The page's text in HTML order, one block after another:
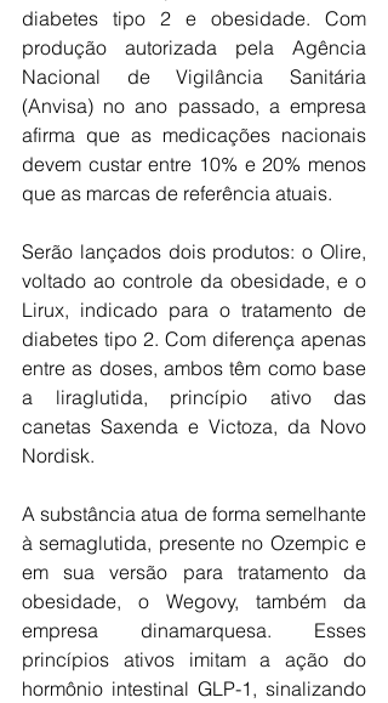
diabetes tipo 2 e obesidade. Com
produção autorizada pela Agência
Nacional de Vigilância Sanitária
(Anvisa) no ano passado, a empresa
afirma que as medicações nacionais
devem custar entre 10% e 20% menos
que as marcas de referência atuais.
Serão lançados dois produtos: o Olire,
voltado ao controle da obesidade, e o
Lirux, indicado para o tratamento de
diabetes tipo 2. Com diferença apenas
entre as doses, ambos têm como base
a liraglutida, princípio ativo das
canetas Saxenda e Victoza, da Novo
Nordisk.
A substância atua de forma semelhante
à semaglutida, presente no Ozempic e
em sua versão para tratamento da
obesidade, o Wegovy, também da
empresa dinamarquesa. Esses
princípios ativos imitam a ação do
hormônio intestinal GLP-1, sinalizando